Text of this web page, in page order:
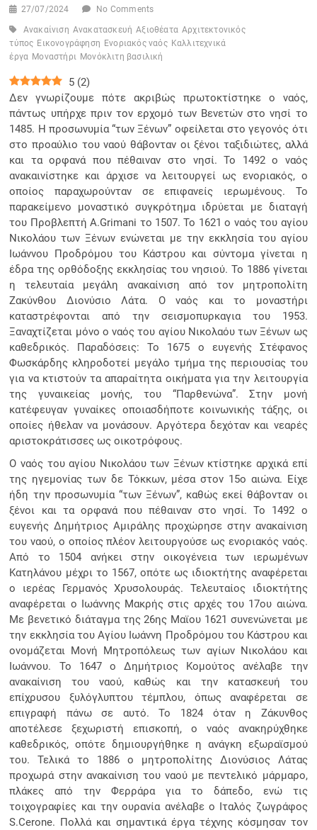
27/07/2024 No Comments
Ανακαίνιση Ανακατασκευή Αξιοθέατα Αρχιτεκτονικός
τύπος Εικονογράφηση Ενοριακός ναός Καλλιτεχνικά
έργα Μοναστήρι Μονόκλιτη βασιλική
5 (2)
Δεν γνωρίζουμε πότε ακριβώς πρωτοκτίστηκε ο ναός,
πάντως υπήρχε πριν τον ερχομό των Βενετών στο νησί το
1485. Η προσωνυμία “των Ξένων” οφείλεται στο γεγονός ότι
στο προαύλιο του ναού θάβονταν οι ξένοι ταξιδιώτες, αλλά
και τα ορφανά που πέθαιναν στο νησί. Το 1492 ο ναός
ανακαινίστηκε και άρχισε να λειτουργεί ως ενοριακός, ο
οποίος παραχωρούνταν σε επιφανείς ιερωμένους. Το
παρακείμενο μοναστικό συγκρότημα ιδρύεται με διαταγή
του Προβλεπτή A.Grimani το 1507. Το 1621 ο ναός του αγίου
Νικολάου των Ξένων ενώνεται με την εκκλησία του αγίου
Ιωάννου Προδρόμου του Κάστρου και σύντομα γίνεται η
έδρα της ορθόδοξης εκκλησίας του νησιού. Το 1886 γίνεται
η τελευταία μεγάλη ανακαίνιση από τον μητροπολίτη
Ζακύνθου Διονύσιο Λάτα. Ο ναός και το μοναστήρι
καταστρέφονται από την σεισμοπυρκαγια του 1953.
Ξαναχτίζεται μόνο ο ναός του αγίου Νικολαόυ των Ξένων ως
καθεδρικός. Παραδόσεις: Το 1675 ο ευγενής Στέφανος
Φωσκάρδης κληροδοτεί μεγάλο τμήμα της περιουσίας του
για να κτιστούν τα απαραίτητα οικήματα για την λειτουργία
της γυναικείας μονής, του “Παρθενώνα”. Στην μονή
κατέφευγαν γυναίκες οποιασδήποτε κοινωνικής τάξης, οι
οποίες ήθελαν να μονάσουν. Αργότερα δεχόταν και νεαρές
αριστοκράτισσες ως οικοτρόφους.
Ο ναός του αγίου Νικολάου των Ξένων κτίστηκε αρχικά επί
της ηγεμονίας των δε Τόκκων, μέσα στον 15ο αιώνα. Είχε
ήδη την προσωνυμία “των Ξένων”, καθώς εκεί θάβονταν οι
ξένοι και τα ορφανά που πέθαιναν στο νησί. Το 1492 ο
ευγενής Δημήτριος Αμιράλης προχώρησε στην ανακαίνιση
του ναού, ο οποίος πλέον λειτουργούσε ως ενοριακός ναός.
Από το 1504 ανήκει στην οικογένεια των ιερωμένων
Κατηλάνου μέχρι το 1567, οπότε ως ιδιοκτήτης αναφέρεται
ο ιερέας Γερμανός Χρυσολουράς. Τελευταίος ιδιοκτήτης
αναφέρεται ο Ιωάννης Μακρής στις αρχές του 17ου αιώνα.
Με βενετικό διάταγμα της 26ης Μαϊου 1621 συνενώνεται με
την εκκλησία του Αγίου Ιωάννη Προδρόμου του Κάστρου και
ονομάζεται Μονή Μητροπόλεως των αγίων Νικολάου και
Ιωάννου. Το 1647 ο Δημήτριος Κομούτος ανέλαβε την
ανακαίνιση του ναού, καθώς και την κατασκευή του
επίχρυσου ξυλόγλυπτου τέμπλου, όπως αναφέρεται σε
επιγραφή πάνω σε αυτό. Το 1824 όταν η Ζάκυνθος
αποτέλεσε ξεχωριστή επισκοπή, ο ναός ανακηρύχθηκε
καθεδρικός, οπότε δημιουργήθηκε η ανάγκη εξωραϊσμού
του. Τελικά το 1886 ο μητροπολίτης Διονύσιος Λάτας
προχωρά στην ανακαίνιση του ναού με πεντελικό μάρμαρο,
πλάκες από την Φερράρα για το δάπεδο, ενώ τις
τοιχογραφίες και την ουρανία ανέλαβε ο Ιταλός ζωγράφος
S.Cerone. Πολλά και σημαντικά έργα τέχνης κόσμησαν τον